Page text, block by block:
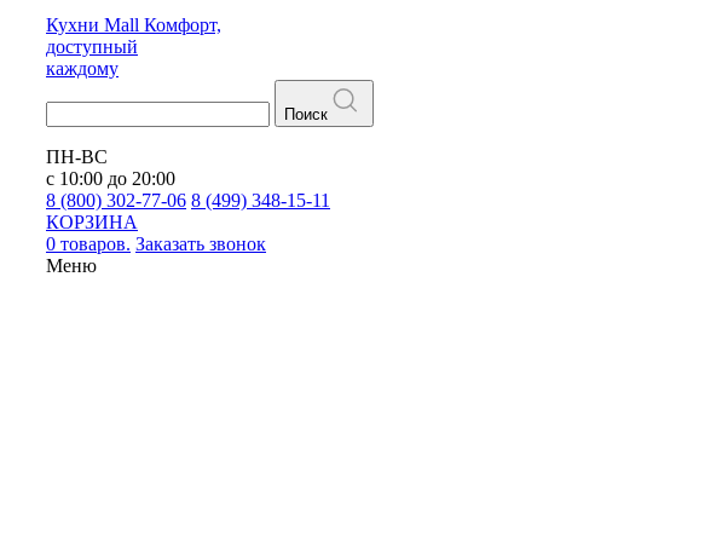
Кухни Mall Комфорт,
доступный
каждому
Поиск
ПН-ВС
с 10:00 до 20:00
8 (800) 302-77-06 8 (499) 348-15-11
КОРЗИНА
0 товаров. Заказать звонок
Меню